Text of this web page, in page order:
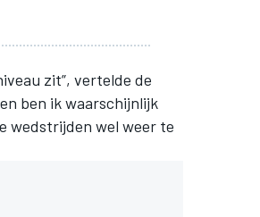
zit”, vertelde de
ben ik waarschijnlijk
wedstrijden wel weer te